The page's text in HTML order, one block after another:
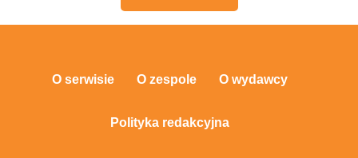
O serwisie O zespole O wydawcy
Polityka redakcyjna